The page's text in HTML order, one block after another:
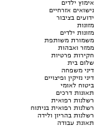
אימוץ ילדים
נישואים אזרחיים
ידועים בציבור
מזונות
מזונות ילדים
משמורת משותפת
ממזר ואבהות
חקירות פרטיות
שלום בית
דיני משפחה
דיני נזיקין ופיצויים
ביטוח לאומי
תאונות דרכים
רשלנות רפואית
רשלנות רפואית בניתוח
רשלנות בהריון ולידה
תאונת עבודה